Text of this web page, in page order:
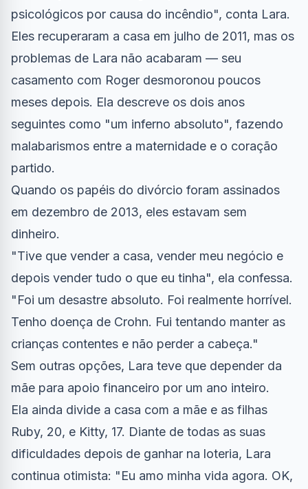
psicológicos por causa do incêndio", conta Lara.
Eles recuperaram a casa em julho de 2011, mas os
problemas de Lara não acabaram — seu
casamento com Roger desmoronou poucos
meses depois. Ela descreve os dois anos
seguintes como "um inferno absoluto", fazendo
malabarismos entre a maternidade e o coração
partido.
Quando os papéis do divórcio foram assinados
em dezembro de 2013, eles estavam sem
dinheiro.
"Tive que vender a casa, vender meu negócio e
depois vender tudo o que eu tinha", ela confessa.
"Foi um desastre absoluto. Foi realmente horrível.
Tenho doença de Crohn. Fui tentando manter as
crianças contentes e não perder a cabeça."
Sem outras opções, Lara teve que depender da
mãe para apoio financeiro por um ano inteiro.
Ela ainda divide a casa com a mãe e as filhas
Ruby, 20, e Kitty, 17. Diante de todas as suas
dificuldades depois de ganhar na loteria, Lara
continua otimista: "Eu amo minha vida agora. OK,